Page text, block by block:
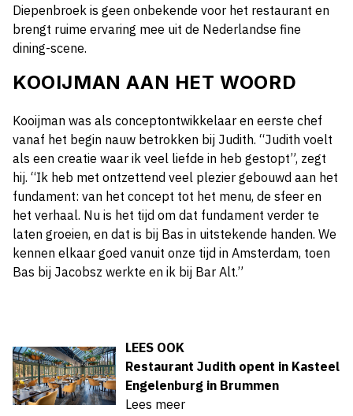
Diepenbroek is geen onbekende voor het restaurant en
brengt ruime ervaring mee uit de Nederlandse fine
dining-scene.
KOOIJMAN AAN HET WOORD
Kooijman was als conceptontwikkelaar en eerste chef
vanaf het begin nauw betrokken bij Judith. “Judith voelt
als een creatie waar ik veel liefde in heb gestopt”, zegt
hij. “Ik heb met ontzettend veel plezier gebouwd aan het
fundament: van het concept tot het menu, de sfeer en
het verhaal. Nu is het tijd om dat fundament verder te
laten groeien, en dat is bij Bas in uitstekende handen. We
kennen elkaar goed vanuit onze tijd in Amsterdam, toen
Bas bij Jacobsz werkte en ik bij Bar Alt.”
LEES OOK
Restaurant Judith opent in Kasteel
Engelenburg in Brummen
Lees meer